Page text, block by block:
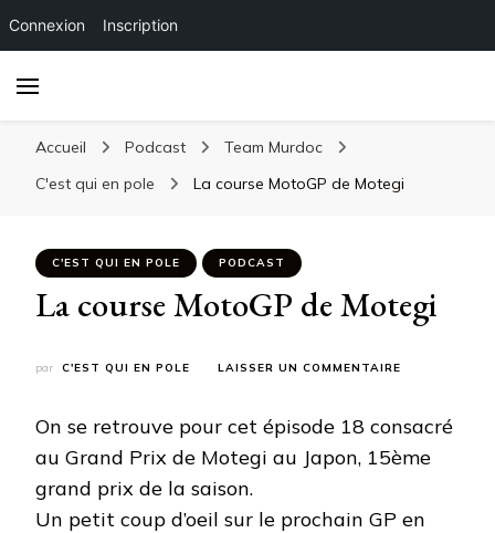
Connexion Inscription
Accueil Podcast
Team Murdoc
C'est qui en pole
La course MotoGP de Motegi
C'EST QUI EN POLE PODCAST
La course MotoGP de Motegi
par C'EST QUI EN POLE LAISSER UN COMMENTAIRE
MOTOGP
MOTEGI
On se retrouve pour cet épisode 18 consacré
au Grand Prix de Motegi au Japon, 15ème
grand prix de la saison.
Un petit coup d’oeil sur le prochain GP en